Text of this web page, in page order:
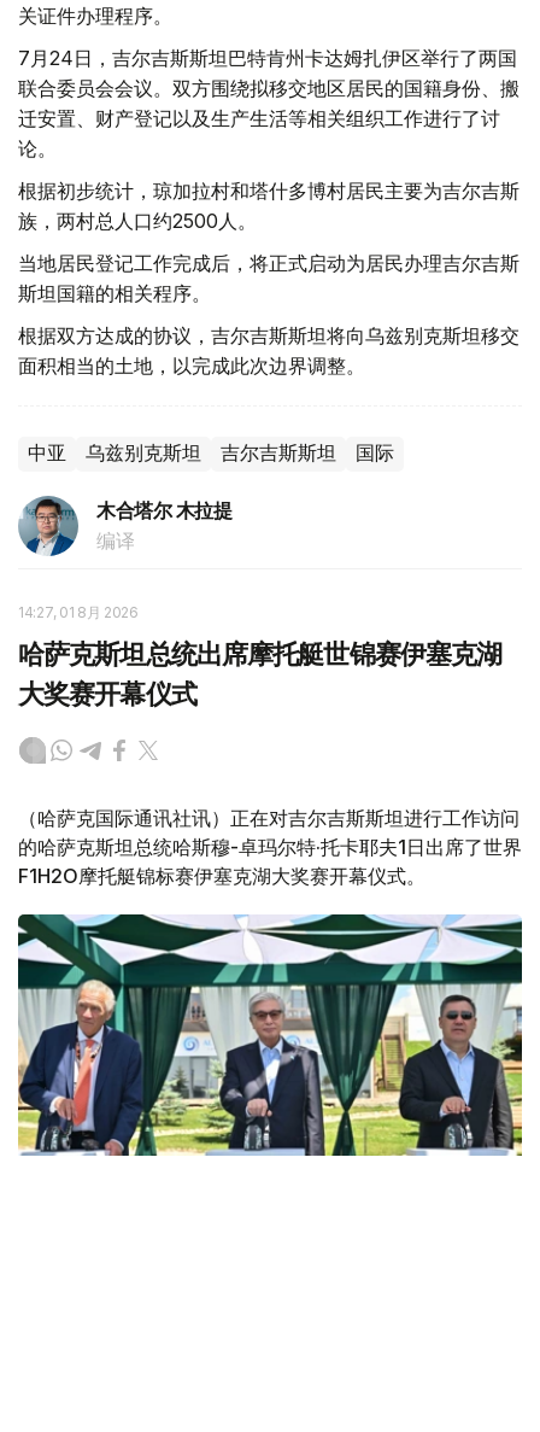
关证件办理程序。
7月24日，吉尔吉斯斯坦巴特肯州卡达姆扎伊区举行了两国
联合委员会会议。双方围绕拟移交地区居民的国籍身份、搬
迁安置、财产登记以及生产生活等相关组织工作进行了讨
论。
根据初步统计，琼加拉村和塔什多博村居民主要为吉尔吉斯
族，两村总人口约2500人。
当地居民登记工作完成后，将正式启动为居民办理吉尔吉斯
斯坦国籍的相关程序。
根据双方达成的协议，吉尔吉斯斯坦将向乌兹别克斯坦移交
面积相当的土地，以完成此次边界调整。
中亚 乌兹别克斯坦 吉尔吉斯斯坦 国际
木合塔尔 木拉提
编译
14:27, 01 8月 2026
哈萨克斯坦总统出席摩托艇世锦赛伊塞克湖
大奖赛开幕仪式
（哈萨克国际通讯社讯）正在对吉尔吉斯斯坦进行工作访问
的哈萨克斯坦总统哈斯穆-卓玛尔特·托卡耶夫1日出席了世界
F1H2O摩托艇锦标赛伊塞克湖大奖赛开幕仪式。